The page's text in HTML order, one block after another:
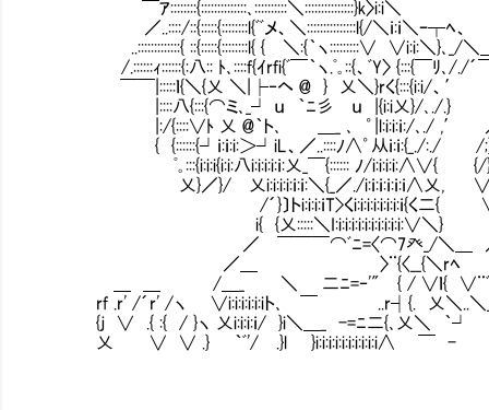
￣ｱ::::::::{::::::::::::::､::::::::::＼:::::::::::::::}k〉i:i＼
／..::::/::{:::::{::::::::l{ﾞﾞメ、＼:::::::::::::::l{/＼ｉ:ｉ＼ｰ┬ﾍ、
..:::::::::::::{ ::{:::::{::::::::l{ { ＼:{｀ヽ:::::::::∨ ∨i:i:＼}､_/＼
/.::::::ｨ::::::{:八:: ﾄ､::::f{ｲrfi{ﾞ￣｀ヽ.ﾟ｡::{、ﾞY〉 {:::{
￣￣|:::::ｌ{＼{乂 ＼|├‐ヘ @ } 乂＼}rく{:::{i:i/、′
|::::八{:::{⌒ミ､_┘ ｕ ｀ﾆ彡 ｕ |{i:i乂}/､./.}
|:/{::::∨ﾄ 乂 @｀ト､ ＿_ ､ ゜|l:i:i:ｉ:/､
{ {::::::{┘ｉ:ｉ:i:＞┘iL、／..::::ﾉ∧゜从ｉ:
ﾟ｡:::{i:i:i{i:i:八i:i:i:i:ｉ:乂_￣{:::::: ﾉ/
乂}／}/ 乂i:i:i:i:ｉ:ｉ:＼{_／./i:ｉ:ｉ:ｉ:ｉ:ｉ∧乂,
/´}〕トi:i:i:ｉT>くi:i:i:i:i:i:i:ｉ{く二{ ∨ ／
i{ {乂:::::＼I:i:i:i:i:i:i:i:i:i:i:∨＼} ／ .
／ ￣￣￣⌒ﾞﾆ=〈⌒7癶_/＼＿ ／ ／i:
／＿ 〉¨{〈__{＼rﾍ ﾄ､／i:i:i:i:
＿ ＿ /＿_ ＼ 二ﾆ=‐'" { / ∨ｌ{ ∨¨ﾞY
rf .r' /´r' /ヽ ∨i:i:i:i:i:iト､ ￣ ..r┤{. 乂＼..
{ｊ ∨ .{ :{ / }ヽ 乂i:i:i:ｉ/ }i＼＿_ -=ﾆ二{､乂＼ ｀
乂 ∨ ∨ .} ｀ﾞ'/ .}l }i:i:i:i:i:i:i:i:i:i∧ ￣ -